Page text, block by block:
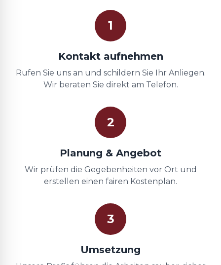
1
Kontakt aufnehmen
Rufen Sie uns an und schildern Sie Ihr Anliegen.
Wir beraten Sie direkt am Telefon.
2
Planung & Angebot
Wir prüfen die Gegebenheiten vor Ort und
erstellen einen fairen Kostenplan.
3
Umsetzung